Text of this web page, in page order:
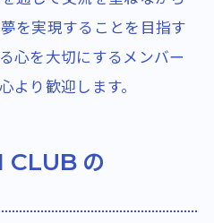
を実現することを目指す
心を大切にするメンバー
より歓迎します。
CLUB の